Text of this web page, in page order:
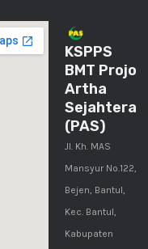
KSPPS
BMT Projo
Artha
Sejahtera
(PAS)
Jl. Kh. MAS
Mansyur No.122,
Bejen, Bantul,
Kec. Bantul,
Kabupaten